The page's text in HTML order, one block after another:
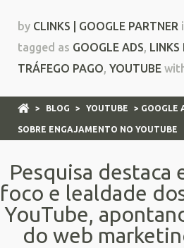
by CLINKS | GOOGLE PARTNER
tagged as GOOGLE ADS, LINKS
TRÁFEGO PAGO, YOUTUBE
> BLOG > YOUTUBE > GOOGLE
SOBRE ENGAJAMENTO NO YOUTUBE
Pesquisa destaca
foco e lealdade
YouTube,
do web